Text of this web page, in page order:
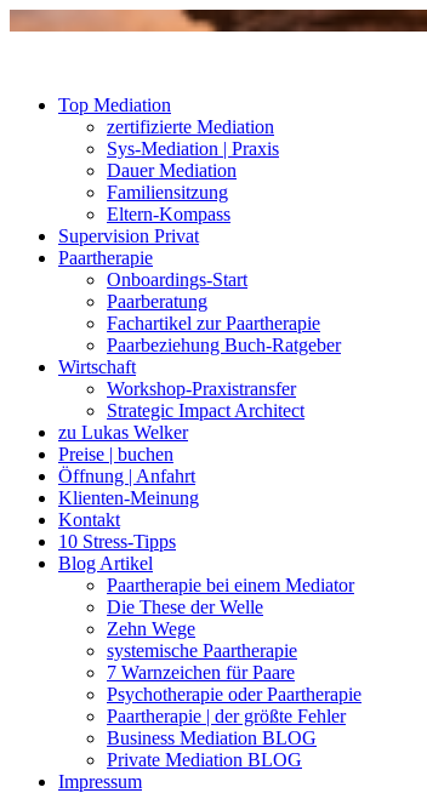
Top Mediation
zertifizierte Mediation
Sys-Mediation | Praxis
Dauer Mediation
Familiensitzung
Eltern-Kompass
Supervision Privat
Paartherapie
Onboardings-Start
Paarberatung
Fachartikel zur Paartherapie
Paarbeziehung Buch-Ratgeber
Wirtschaft
Workshop-Praxistransfer
Strategic Impact Architect
zu Lukas Welker
Preise | buchen
Öffnung | Anfahrt
Klienten-Meinung
Kontakt
10 Stress-Tipps
Blog Artikel
Paartherapie bei einem Mediator
Die These der Welle
Zehn Wege
systemische Paartherapie
7 Warnzeichen für Paare
Psychotherapie oder Paartherapie
Paartherapie | der größte Fehler
Business Mediation BLOG
Private Mediation BLOG
Impressum